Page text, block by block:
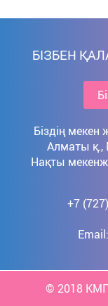
БІЗБЕН
Біздің
Алматы қ.,
Нақты
+7
Email:
© 2018